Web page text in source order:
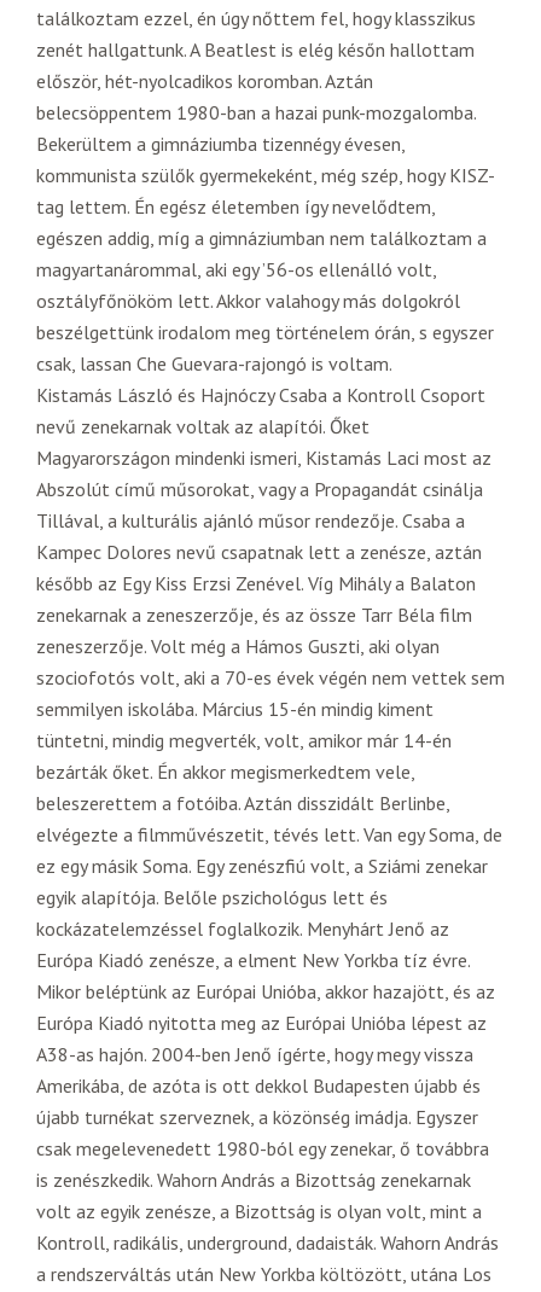
találkoztam ezzel, én úgy nőttem fel, hogy klasszikus
zenét hallgattunk. A Beatlest is elég későn hallottam
először, hét-nyolcadikos koromban. Aztán
belecsöppentem 1980-ban a hazai punk-mozgalomba.
Bekerültem a gimnáziumba tizennégy évesen,
kommunista szülők gyermekeként, még szép, hogy KISZ-
tag lettem. Én egész életemben így nevelődtem,
egészen addig, míg a gimnáziumban nem találkoztam a
magyartanárommal, aki egy ’56-os ellenálló volt,
osztályfőnököm lett. Akkor valahogy más dolgokról
beszélgettünk irodalom meg történelem órán, s egyszer
csak, lassan Che Guevara-rajongó is voltam.
Kistamás László és Hajnóczy Csaba a Kontroll Csoport
nevű zenekarnak voltak az alapítói. Őket
Magyarországon mindenki ismeri, Kistamás Laci most az
Abszolút című műsorokat, vagy a Propagandát csinálja
Tillával, a kulturális ajánló műsor rendezője. Csaba a
Kampec Dolores nevű csapatnak lett a zenésze, aztán
később az Egy Kiss Erzsi Zenével. Víg Mihály a Balaton
zenekarnak a zeneszerzője, és az össze Tarr Béla film
zeneszerzője. Volt még a Hámos Guszti, aki olyan
szociofotós volt, aki a 70-es évek végén nem vettek sem
semmilyen iskolába. Március 15-én mindig kiment
tüntetni, mindig megverték, volt, amikor már 14-én
bezárták őket. Én akkor megismerkedtem vele,
beleszerettem a fotóiba. Aztán disszidált Berlinbe,
elvégezte a filmművészetit, tévés lett. Van egy Soma, de
ez egy másik Soma. Egy zenészfiú volt, a Sziámi zenekar
egyik alapítója. Belőle pszichológus lett és
kockázatelemzéssel foglalkozik. Menyhárt Jenő az
Európa Kiadó zenésze, a elment New Yorkba tíz évre.
Mikor beléptünk az Európai Unióba, akkor hazajött, és az
Európa Kiadó nyitotta meg az Európai Unióba lépest az
A38-as hajón. 2004-ben Jenő ígérte, hogy megy vissza
Amerikába, de azóta is ott dekkol Budapesten újabb és
újabb turnékat szerveznek, a közönség imádja. Egyszer
csak megelevenedett 1980-ból egy zenekar, ő továbbra
is zenészkedik. Wahorn András a Bizottság zenekarnak
volt az egyik zenésze, a Bizottság is olyan volt, mint a
Kontroll, radikális, underground, dadaisták. Wahorn András
a rendszerváltás után New Yorkba költözött, utána Los